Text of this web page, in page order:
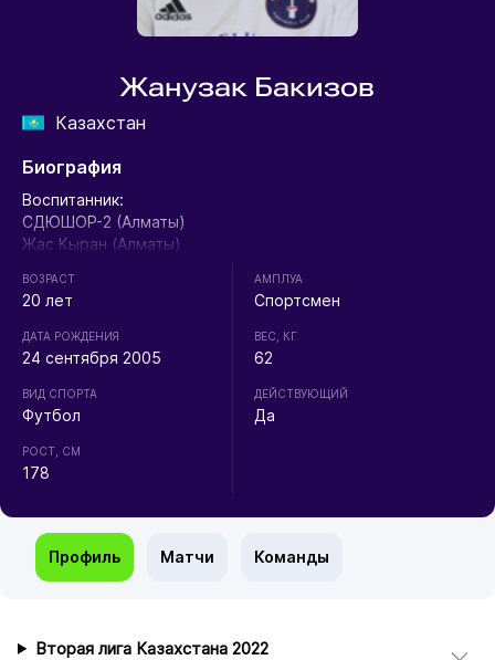
Жанузак Бакизов
Казахстан
Биография
Воспитанник:
СДЮШОР-2 (Алматы)
Жас Кыран (Алматы)
ВОЗРАСТ
20 лет
ДАТА РОЖДЕНИЯ
24 сентября 2005
ВИД СПОРТА
Футбол
РОСТ, СМ
178
АМПЛУА
Спортсмен
ВЕС, КГ
62
ДЕЙСТВУЮЩИЙ
Да
Профиль Матчи Команды
Вторая лига Казахстана 2022